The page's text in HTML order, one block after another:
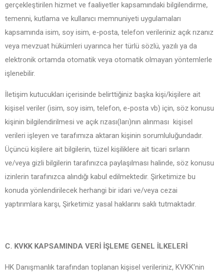
gerçekleştirilen hizmet ve faaliyetler kapsamındaki bilgilendirme,
temenni, kutlama ve kullanıcı memnuniyeti uygulamaları
kapsamında isim, soy isim, e-posta, telefon verileriniz açık rızanız
veya mevzuat hükümleri uyarınca her türlü sözlü, yazılı ya da
elektronik ortamda otomatik veya otomatik olmayan yöntemlerle
işlenebilir.
İletişim kutucukları içerisinde belirttiğiniz başka kişi/kişilere ait
kişisel veriler (isim, soy isim, telefon, e-posta vb) için, söz konusu
kişinin bilgilendirilmesi ve açık rızası(ları)nın alınması kişisel
verileri işleyen ve tarafımıza aktaran kişinin sorumluluğundadır.
Üçüncü kişilere ait bilgilerin, tüzel kişiliklere ait ticari sırların
ve/veya gizli bilgilerin tarafınızca paylaşılması halinde, söz konusu
izinlerin tarafınızca alındığı kabul edilmektedir. Şirketimize bu
konuda yönlendirilecek herhangi bir idari ve/veya cezai
yaptırımlara karşı, Şirketimiz yasal haklarını saklı tutmaktadır.
C. KVKK KAPSAMINDA VERİ İŞLEME GENEL İLKELERİ
HK Danışmanlık tarafından toplanan kişisel verileriniz, KVKK’nin